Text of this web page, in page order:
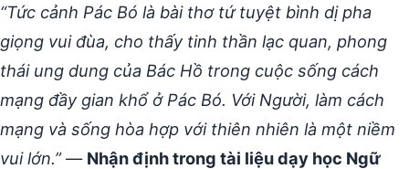
“Tức cảnh Pác Bó là bài thơ tứ tuyệt bình dị pha
giọng vui đùa, cho thấy tinh thần lạc quan, phong
thái ung dung của Bác Hồ trong cuộc sống cách
mạng đầy gian khổ ở Pác Bó. Với Người, làm cách
mạng và sống hòa hợp với thiên nhiên là một niềm
vui lớn.”— Nhận định trong tài liệu dạy học Ngữ